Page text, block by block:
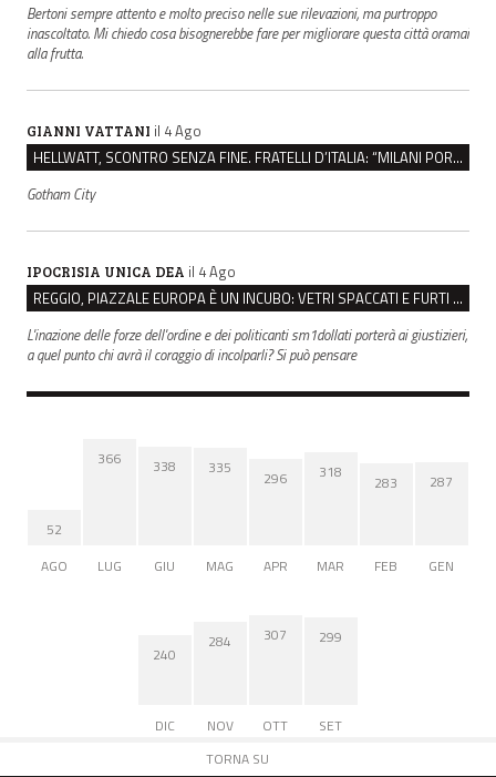
Bertoni sempre attento e molto preciso nelle sue rilevazioni, ma purtroppo
inascoltato. Mi chiedo cosa bisognerebbe fare per migliorare questa città oramai
alla frutta.
GIANNI VATTANI il 4 Ago
HELLWATT, SCONTRO SENZA FINE. FRATELLI D’ITALIA: “MILANI PORTA DOCUMENTI, DE FRANCO INSULTI”
Gotham City
IPOCRISIA UNICA DEA il 4 Ago
REGGIO, PIAZZALE EUROPA È UN INCUBO: VETRI SPACCATI E FURTI SULLE AUTO IN SOSTA
L'inazione delle forze dell'ordine e dei politicanti sm1dollati porterà ai giustizieri,
a quel punto chi avrà il coraggio di incolparli? Si può pensare
52
AGO
366
LUG
338
GIU
335
MAG
296
APR
318
MAR
283
FEB
287
GEN
240
DIC
284
NOV
307
OTT
299
SET
TORNA SU